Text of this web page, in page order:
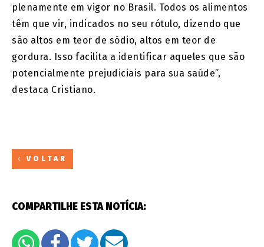
plenamente em vigor no Brasil. Todos os alimentos
têm que vir, indicados no seu rótulo, dizendo que
são altos em teor de sódio, altos em teor de
gordura. Isso facilita a identificar aqueles que são
potencialmente prejudiciais para sua saúde”,
destaca Cristiano.
VOLTAR
COMPARTILHE ESTA NOTÍCIA: